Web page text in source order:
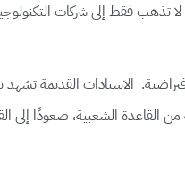
لا تذهب فقط إلى شركات
الاستادات القديمة تشهد
من القاعدة الشعبية، صعودًا إلى